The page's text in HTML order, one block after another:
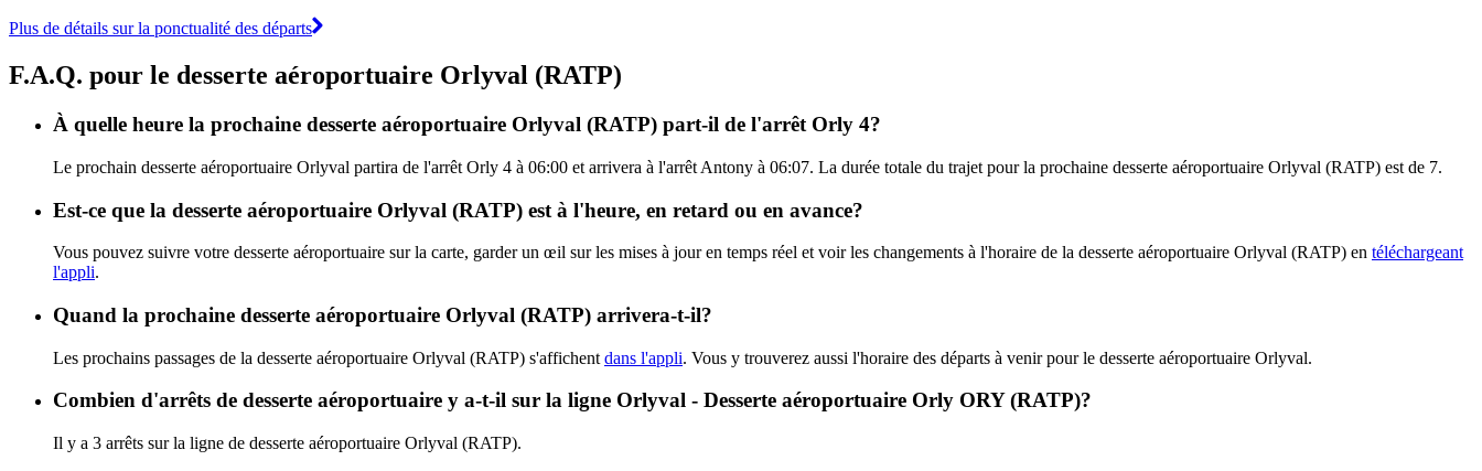
Plus de détails sur la ponctualité des départs
F.A.Q. pour le desserte aéroportuaire Orlyval (RATP)
À quelle heure la prochaine desserte aéroportuaire Orlyval (RATP) part-il de l'arrêt Orly 4?
Le prochain desserte aéroportuaire Orlyval partira de l'arrêt Orly 4 à 06:00 et arrivera à l'arrêt Antony à 06:07. La durée totale du trajet pour la prochaine desserte aéroportuaire Orlyval (RATP) est de 7.
Est-ce que la desserte aéroportuaire Orlyval (RATP) est à l'heure, en retard ou en avance?
Vous pouvez suivre votre desserte aéroportuaire sur la carte, garder un œil sur les mises à jour en temps réel et voir les changements à l'horaire de la desserte aéroportuaire Orlyval (RATP) en téléchargeant
l'appli.
Quand la prochaine desserte aéroportuaire Orlyval (RATP) arrivera-t-il?
Les prochains passages de la desserte aéroportuaire Orlyval (RATP) s'affichent dans l'appli. Vous y trouverez aussi l'horaire des départs à venir pour le desserte aéroportuaire Orlyval.
Combien d'arrêts de desserte aéroportuaire y a-t-il sur la ligne Orlyval - Desserte aéroportuaire Orly ORY (RATP)?
Il y a 3 arrêts sur la ligne de desserte aéroportuaire Orlyval (RATP).